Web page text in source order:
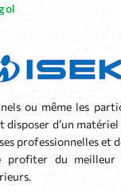
ou même les
disposer d’un
professionnelles et
profiter du meilleur